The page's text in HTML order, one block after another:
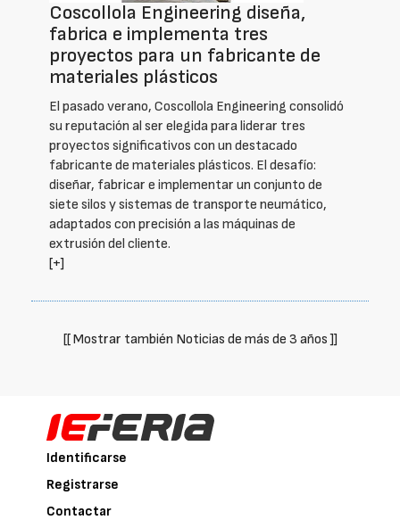
Coscollola Engineering diseña,
fabrica e implementa tres
proyectos para un fabricante de
materiales plásticos
El pasado verano, Coscollola Engineering consolidó
su reputación al ser elegida para liderar tres
proyectos significativos con un destacado
fabricante de materiales plásticos. El desafío:
diseñar, fabricar e implementar un conjunto de
siete silos y sistemas de transporte neumático,
adaptados con precisión a las máquinas de
extrusión del cliente.
[+]
[[ Mostrar también Noticias de más de 3 años ]]
Identificarse
Registrarse
Contactar